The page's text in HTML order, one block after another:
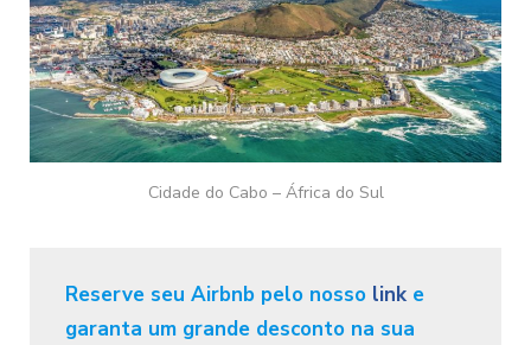
Cidade do Cabo – África do Sul
Reserve seu Airbnb pelo nosso link e
garanta um grande desconto na sua